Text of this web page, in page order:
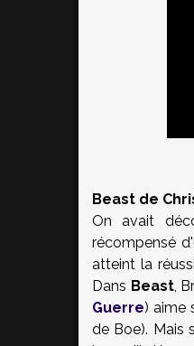
Beast de
On avait
récompensé
atteint la
Dans Beast,
Guerre) aime
de Boe). Mais